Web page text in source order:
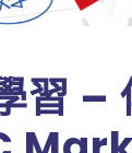
習 –